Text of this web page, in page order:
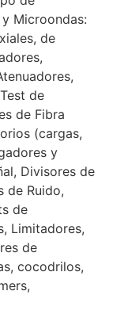
Microondas:
de
de
de Fibra
(cargas,
y
Divisores de
de Ruido,
de
Limitadores,
de
cocodrilos,